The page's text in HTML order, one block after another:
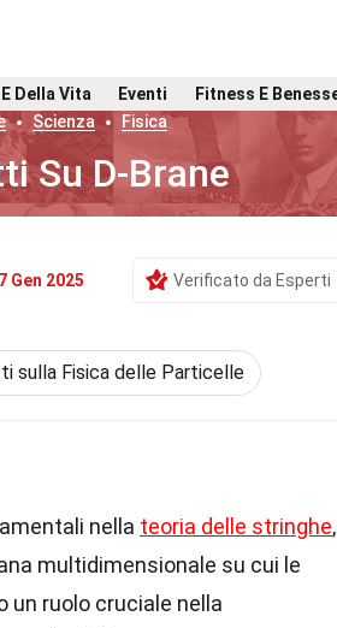
Della Vita Eventi
Fitness E
Scienza Fisica
Su D-Brane
Gen 2025 Verificato da Esperti
sulla Fisica delle Particelle
nella teoria delle stringhe,
multidimensionale su cui le
ruolo cruciale nella